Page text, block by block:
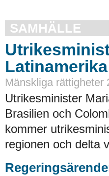
SAMHÄLLE
Latinamerika
Mänskliga rättigheter
Utrikesminister
Brasilien och
kommer
regionen och delta